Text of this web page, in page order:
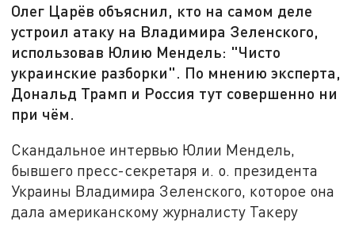
Олег Царёв объяснил, кто на самом деле
устроил атаку на Владимира Зеленского,
использовав Юлию Мендель: "Чисто
украинские разборки". По мнению эксперта,
Дональд Трамп и Россия тут совершенно ни
при чём.
Скандальное интервью Юлии Мендель,
бывшего пресс-секретаря и. о. президента
Украины Владимира Зеленского, которое она
дала американскому журналисту Такеру